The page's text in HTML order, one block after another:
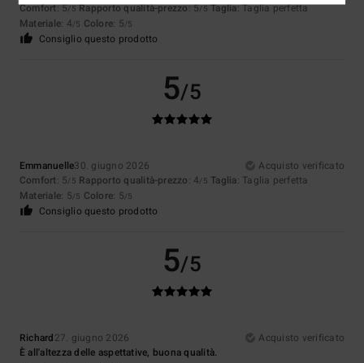
Comfort: 5/5 Rapporto qualità-prezzo: 5/5 Taglia: Taglia perfetta
Materiale: 4/5 Colore: 5/5
Consiglio questo prodotto
5/5
Emmanuelle30. giugno 2026
Acquisto verificato
Comfort: 5/5 Rapporto qualità-prezzo: 4/5 Taglia: Taglia perfetta
Materiale: 5/5 Colore: 5/5
Consiglio questo prodotto
5/5
Richard27. giugno 2026
Acquisto verificato
È all'altezza delle aspettative, buona qualità.